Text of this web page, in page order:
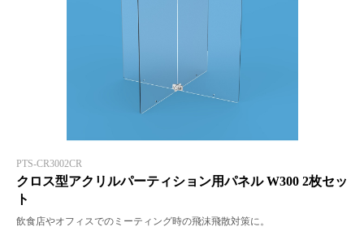
PTS-CR3002CR
クロス型アクリルパーティション用パネル W300 2枚セッ
ト
飲食店やオフィスでのミーティング時の飛沫飛散対策に。